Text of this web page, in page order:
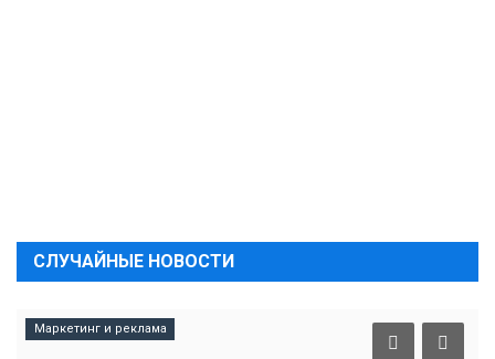
СЛУЧАЙНЫЕ НОВОСТИ
Маркетинг и реклама